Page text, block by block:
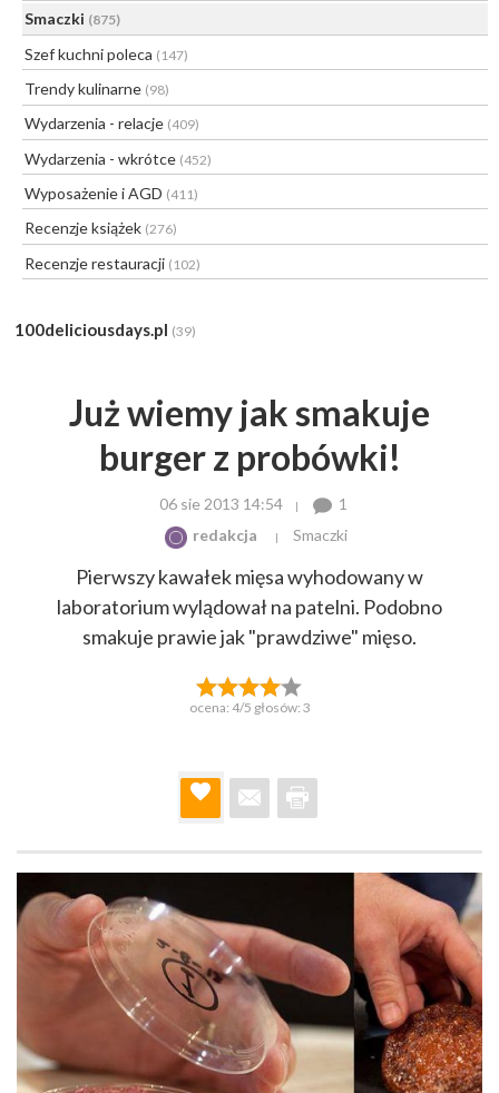
Smaczki (875)
Szef kuchni poleca (147)
Trendy kulinarne (98)
Wydarzenia - relacje (409)
Wydarzenia - wkrótce (452)
Wyposażenie i AGD (411)
Recenzje książek (276)
Recenzje restauracji (102)
100deliciousdays.pl (39)
Już wiemy jak smakuje
burger z probówki!
06 sie 2013 14:54
1
redakcja
Smaczki
Pierwszy kawałek mięsa wyhodowany w
laboratorium wylądował na patelni. Podobno
smakuje prawie jak "prawdziwe" mięso.
ocena: 4/5 głosów: 3